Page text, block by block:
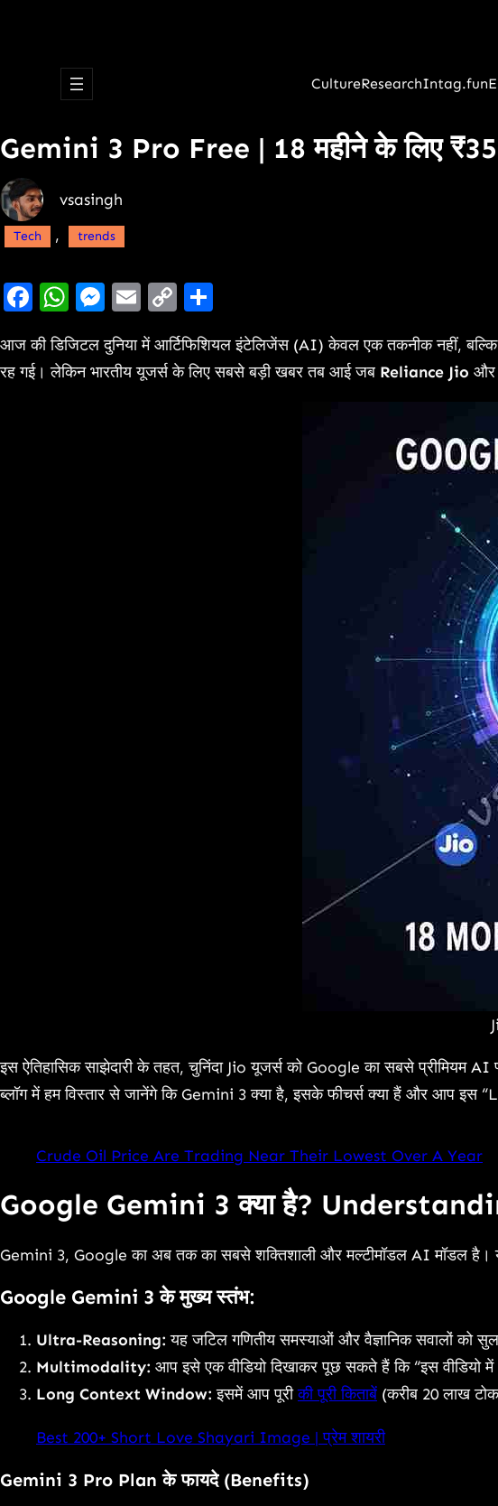
CultureResearchIntag.fun
Gemini 3 Pro Free | 18 महीने के लिए
vsasingh
Tech , trends
Facebook
WhatsApp
Messenger
Email
Copy
आज की डिजिटल दुनिया में आर्टिफिशियल इंटेलिजेंस (AI) केवल एक तकनीक नहीं,
रह गई। लेकिन भारतीय यूजर्स के लिए सबसे बड़ी खबर तब आई जब Reliance Jio और
इस ऐतिहासिक साझेदारी के तहत, चुनिंदा Jio यूजर्स को Google का सबसे प्रीमियम
ब्लॉग में हम विस्तार से जानेंगे कि Gemini 3 क्या है, इसके फीचर्स क्या हैं और आप
Crude Oil Price Are Trading Near Their Lowest Over A Year
Google Gemini 3 क्या है?
Gemini 3, Google का अब तक का सबसे शक्तिशाली और मल्टीमॉडल AI मॉडल है।
Google Gemini 3 के मुख्य स्तंभ:
Ultra-Reasoning: यह जटिल गणितीय समस्याओं और वैज्ञानिक सवालों को
Multimodality: आप इसे एक वीडियो दिखाकर पूछ सकते हैं कि “इस
Long Context Window: इसमें आप पूरीकी पूरी किताबें (करीब 20 लाख
Best 200+ Short Love Shayari Image | प्रेम शायरी
Gemini 3 Pro Plan के फायदे (Benefits)